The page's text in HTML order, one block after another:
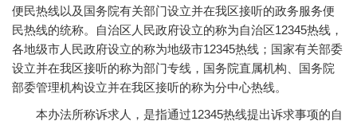
便民热线以及国务院有关部门设立并在我区接听的政务服务便
民热线的统称。自治区人民政府设立的称为自治区12345热线，
各地级市人民政府设立的称为地级市12345热线；国家有关部委
设立并在我区接听的称为部门专线，国务院直属机构、国务院
部委管理机构设立并在我区接听的称为分中心热线。
本办法所称诉求人，是指通过12345热线提出诉求事项的自